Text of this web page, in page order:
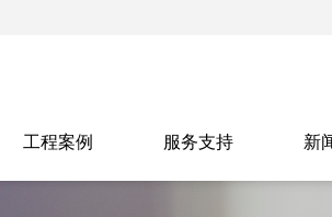
工程案例 服务支持 新